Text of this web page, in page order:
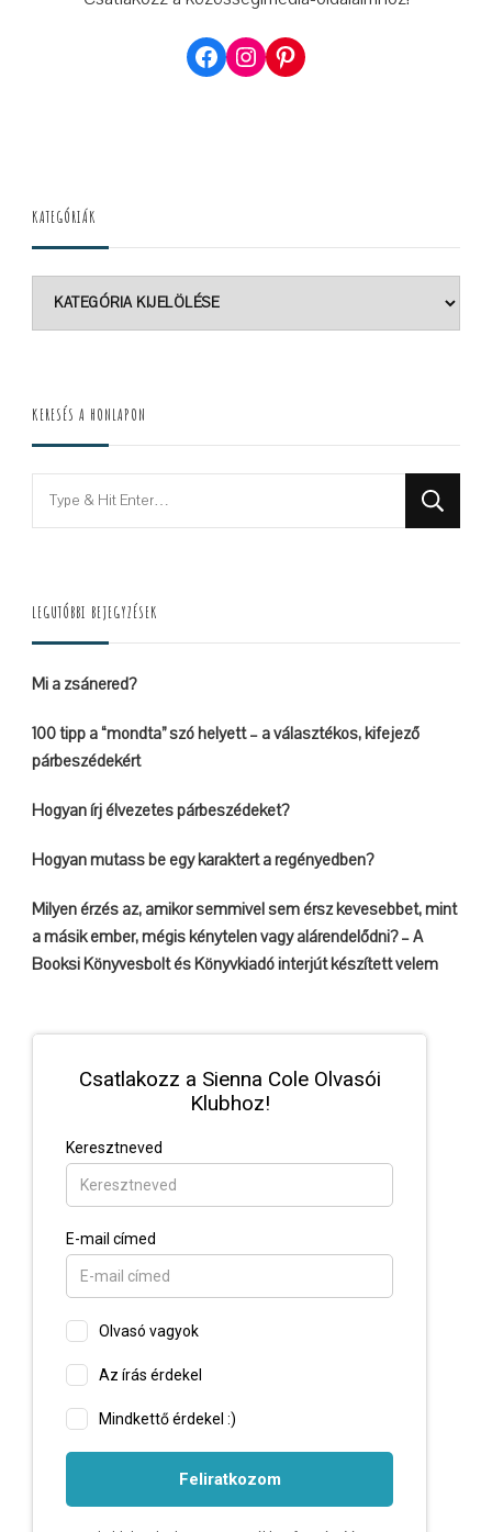
Facebook
Instagram
Pinterest
KATEGÓRIÁK
Kategóriák
KERESÉS A HONLAPON
Looking
for
LEGUTÓBBI BEJEGYZÉSEK
Mi a zsánered?
100 tipp a “mondta” szó helyett – a választékos, kifejező
párbeszédekért
Hogyan írj élvezetes párbeszédeket?
Hogyan mutass be egy karaktert a regényedben?
Milyen érzés az, amikor semmivel sem érsz kevesebbet, mint
a másik ember, mégis kénytelen vagy alárendelődni? – A
Booksi Könyvesbolt és Könyvkiadó interjút készített velem